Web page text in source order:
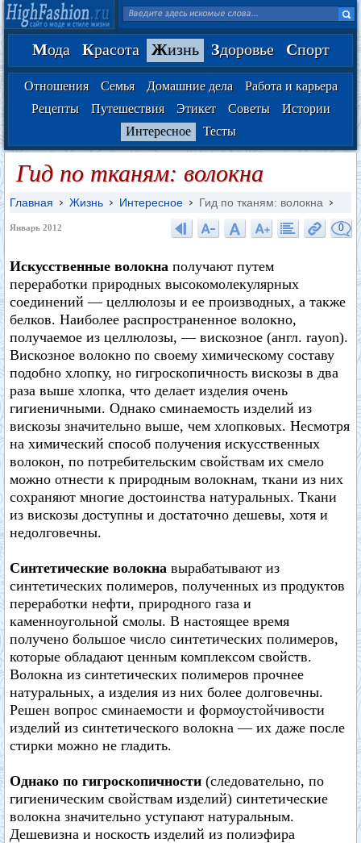
Мода Красота Жизнь Здоровье Спорт
Отношения Семья Домашние дела
Работа и карьера
Рецепты
Путешествия Этикет Советы
Истории
Интересное
Тесты
Гид по тканям: волокна
Главная Жизнь Интересное Гид по тканям: волокна
Январь 2012 0
Искусственные волокна получают путем
переработки природных высокомолекулярных
соединений — целлюлозы и ее производных, а также
белков. Наиболее распространенное волокно,
получаемое из целлюлозы, — вискозное (англ. rayon).
Вискозное волокно по своему химическому составу
подобно хлопку, но гигроскопичность вискозы в два
раза выше хлопка, что делает изделия очень
гигиеничными. Однако сминаемость изделий из
вискозы значительно выше, чем хлопковых. Несмотря
на химический способ получения искусственных
волокон, по потребительским свойствам их смело
можно отнести к природным волокнам, ткани из них
сохраняют многие достоинства натуральных. Ткани
из вискозы доступны и достаточно дешевы, хотя и
недолговечны.
Синтетические волокна вырабатывают из
синтетических полимеров, полученных из продуктов
переработки нефти, природного газа и
каменноугольной смолы. В настоящее время
получено большое число синтетических полимеров,
которые обладают ценным комплексом свойств.
Волокна из синтетических полимеров прочнее
натуральных, а изделия из них более долговечны.
Решен вопрос сминаемости и формоустойчивости
изделий из синтетического волокна — их даже после
стирки можно не гладить.
Однако по гигроскопичности (следовательно, по
гигиеническим свойствам изделий) синтетические
волокна значительно уступают натуральным.
Дешевизна и носкость изделий из полиэфира